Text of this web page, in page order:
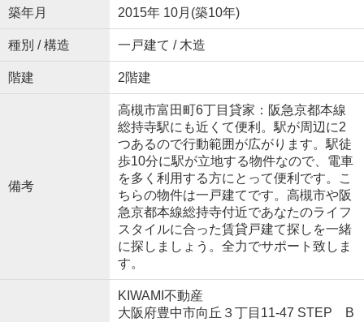
築年月 2015年 10月(築10年)
種別 / 構造 一戸建て / 木造
階建 2階建
備考
高槻市富田町6丁目貸家：阪急京都本線
総持寺駅にも近くて便利。駅が周辺に2
つあるので行動範囲が広がります。駅徒
歩10分に駅が立地する物件なので、電車
を多く利用する方にとって便利です。こ
ちらの物件は一戸建てです。高槻市や阪
急京都本線総持寺付近であなたのライフ
スタイルに合った賃貸戸建て探しを一緒
に探しましょう。全力でサポート致しま
す。
KIWAMI不動産
大阪府豊中市向丘３丁目11-47 STEP B